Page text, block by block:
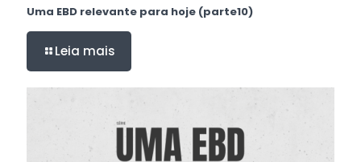
Uma EBD relevante para hoje (parte10)
Leia mais